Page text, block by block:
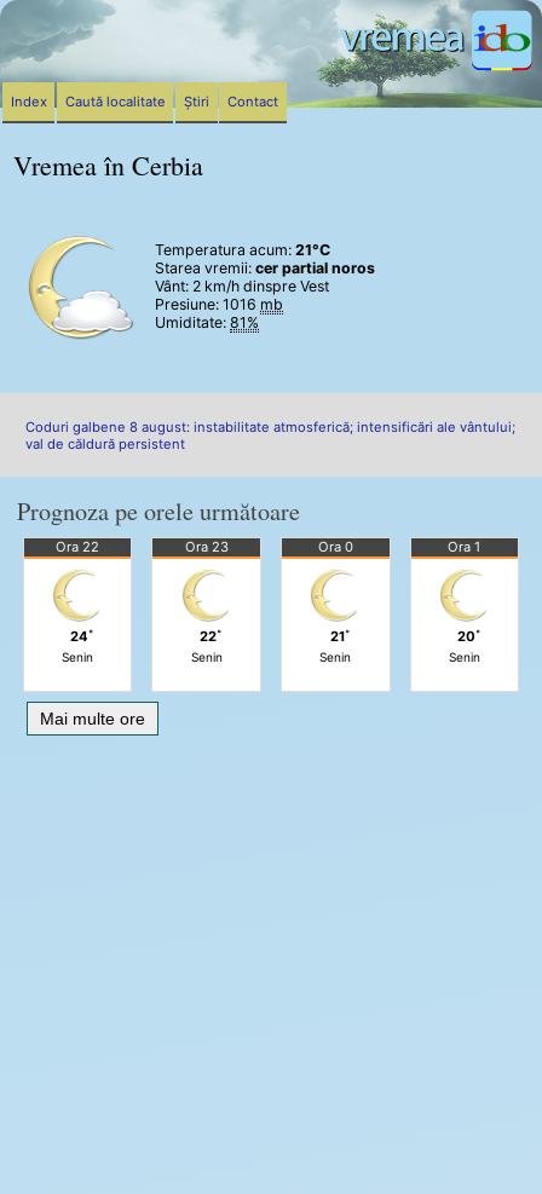
Vremea în Cerbia
Temperatura acum: 21°C
Starea vremii: cer partial noros
Vânt: 2 km/h dinspre Vest
Presiune: 1016 mb
Umiditate: 81%
Coduri galbene 8 august: instabilitate atmosferică; intensificări ale vântului;
val de căldură persistent
Prognoza pe orele următoare
Ora 22
24˚
Senin
Ora 23
22˚
Senin
Ora 0
21˚
Senin
Ora 1
20˚
Senin
Mai multe ore
Index Caută localitate Știri Contact